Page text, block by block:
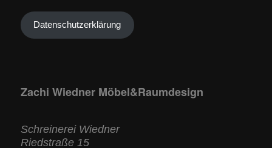
Datenschutzerklärung
Zachi Wiedner Möbel&Raumdesign
Schreinerei Wiedner
Riedstraße 15